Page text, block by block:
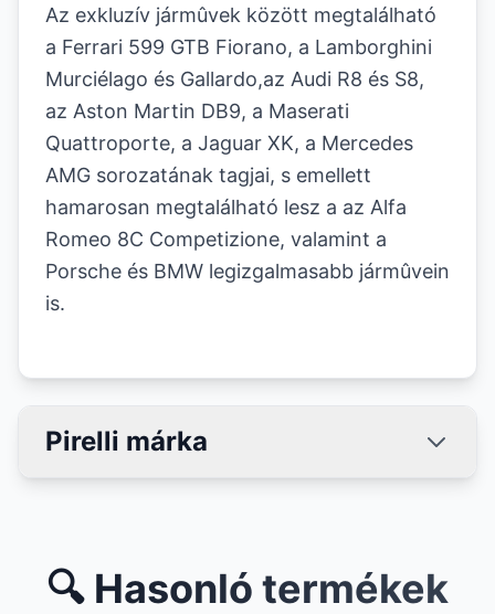
Az exkluzív jármûvek között megtalálható
a Ferrari 599 GTB Fiorano, a Lamborghini
Murciélago és Gallardo,az Audi R8 és S8,
az Aston Martin DB9, a Maserati
Quattroporte, a Jaguar XK, a Mercedes
AMG sorozatának tagjai, s emellett
hamarosan megtalálható lesz a az Alfa
Romeo 8C Competizione, valamint a
Porsche és BMW legizgalmasabb jármûvein
is.
Pirelli márka
🔍 Hasonló termékek